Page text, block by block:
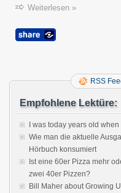
Weiterlesen »
RSS
Empfohlene Lektüre:
I was today years old when
Wie man die aktuelle
Hörbuch konsumiert
Ist eine 60er Pizza mehr
zwei 40er Pizzen?
Bill Maher about Growing